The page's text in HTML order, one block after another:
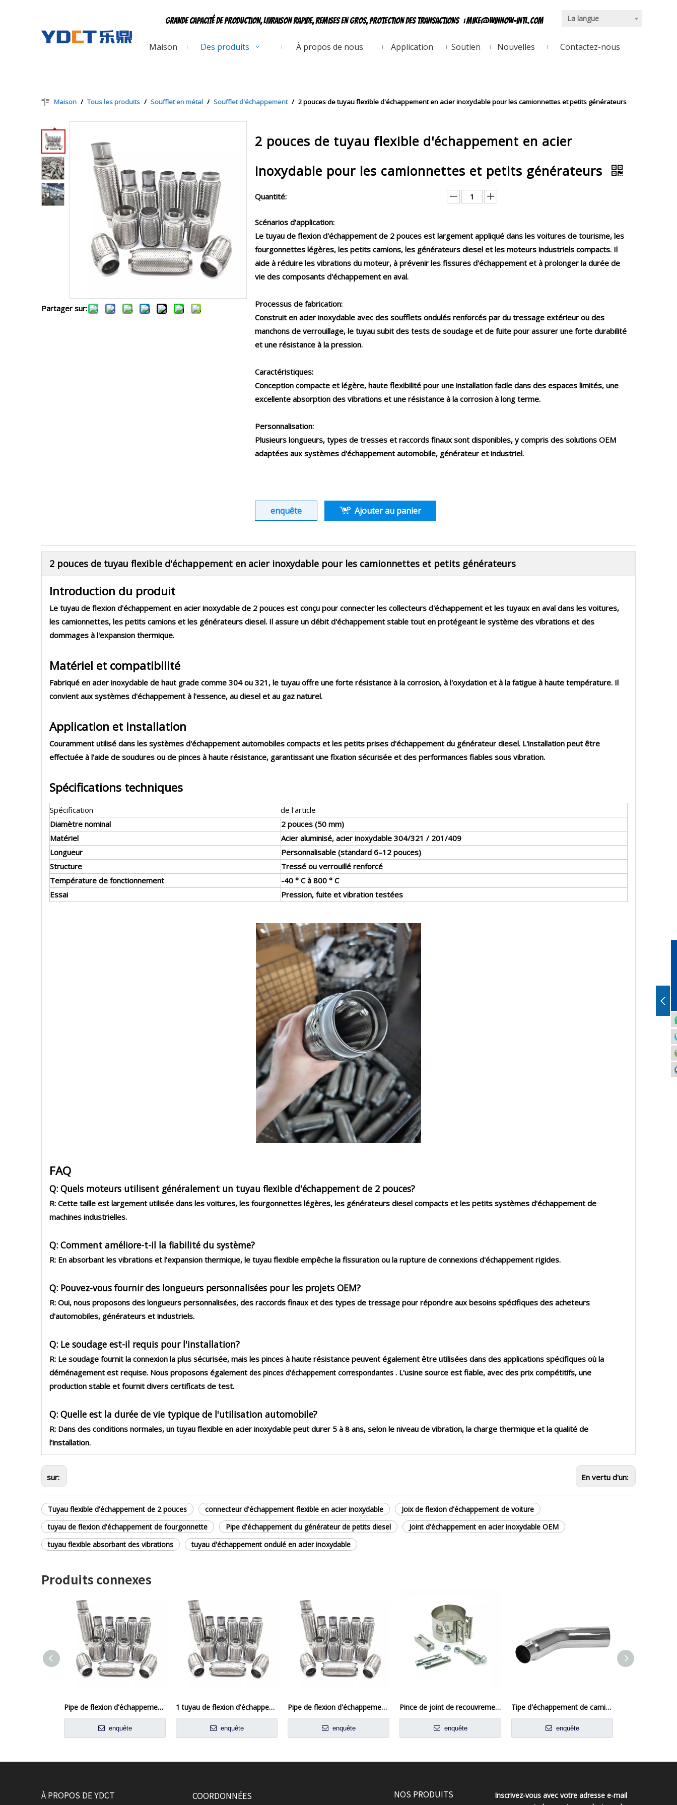
Grande capacité de production, livraison rapide, remises en gros, protection des transactions :mike@winnow-intl.com La langue
Maison Des produits À propos de nous Application Soutien Nouvelles Contactez-nous
Maison / Tous les produits / Soufflet en métal / Soufflet d'échappement / 2 pouces de tuyau flexible d'échappement en acier inoxydable pour les camionnettes et petits générateurs
Partager sur:
2 pouces de tuyau flexible d'échappement en acier
inoxydable pour les camionnettes et petits générateurs
Quantité:
Scénarios d'application:
Le tuyau de flexion d'échappement de 2 pouces est largement appliqué dans les voitures de tourisme, les
fourgonnettes légères, les petits camions, les générateurs diesel et les moteurs industriels compacts. Il
aide à réduire les vibrations du moteur, à prévenir les fissures d'échappement et à prolonger la durée de
vie des composants d'échappement en aval.
Processus de fabrication:
Construit en acier inoxydable avec des soufflets ondulés renforcés par du tressage extérieur ou des
manchons de verrouillage, le tuyau subit des tests de soudage et de fuite pour assurer une forte durabilité
et une résistance à la pression.
Caractéristiques:
Conception compacte et légère, haute flexibilité pour une installation facile dans des espaces limités, une
excellente absorption des vibrations et une résistance à la corrosion à long terme.
Personnalisation:
Plusieurs longueurs, types de tresses et raccords finaux sont disponibles, y compris des solutions OEM
adaptées aux systèmes d'échappement automobile, générateur et industriel.
enquête Ajouter au panier
2 pouces de tuyau flexible d'échappement en acier inoxydable pour les camionnettes et petits générateurs
Introduction du produit
Le tuyau de flexion d'échappement en acier inoxydable de 2 pouces est conçu pour connecter les collecteurs d'échappement et les tuyaux en aval dans les voitures,
les camionnettes, les petits camions et les générateurs diesel. Il assure un débit d'échappement stable tout en protégeant le système des vibrations et des
dommages à l'expansion thermique.
Matériel et compatibilité
Fabriqué en acier inoxydable de haut grade comme 304 ou 321, le tuyau offre une forte résistance à la corrosion, à l'oxydation et à la fatigue à haute température. Il
convient aux systèmes d'échappement à l'essence, au diesel et au gaz naturel.
Application et installation
Couramment utilisé dans les systèmes d'échappement automobiles compacts et les petits prises d'échappement du générateur diesel. L'installation peut être
effectuée à l'aide de soudures ou de pinces à haute résistance, garantissant une fixation sécurisée et des performances fiables sous vibration.
Spécifications techniques
Spécification
de l'article
Diamètre nominal
2 pouces (50 mm)
Matériel
Acier aluminisé, acier inoxydable 304/321 / 201/409
Longueur
Personnalisable (standard 6–12 pouces)
Structure
Tressé ou verrouillé renforcé
Température de fonctionnement
-40 ° C à 800 ° C
Essai
Pression, fuite et vibration testées
FAQ
Q: Quels moteurs utilisent généralement un tuyau flexible d'échappement de 2 pouces?
R: Cette taille est largement utilisée dans les voitures, les fourgonnettes légères, les générateurs diesel compacts et les petits systèmes d'échappement de
machines industrielles.
Q: Comment améliore-t-il la fiabilité du système?
R: En absorbant les vibrations et l'expansion thermique, le tuyau flexible empêche la fissuration ou la rupture de connexions d'échappement rigides.
Q: Pouvez-vous fournir des longueurs personnalisées pour les projets OEM?
R: Oui, nous proposons des longueurs personnalisées, des raccords finaux et des types de tressage pour répondre aux besoins spécifiques des acheteurs
d'automobiles, générateurs et industriels.
Q: Le soudage est-il requis pour l'installation?
R: Le soudage fournit la connexion la plus sécurisée, mais les pinces à haute résistance peuvent également être utilisées dans des applications spécifiques où la
déménagement est requise. Nous proposons également des pinces d'échappement correspondantes . L'usine source est fiable, avec des prix compétitifs, une
production stable et fournit divers certificats de test.
Q: Quelle est la durée de vie typique de l'utilisation automobile?
R: Dans des conditions normales, un tuyau flexible en acier inoxydable peut durer 5 à 8 ans, selon le niveau de vibration, la charge thermique et la qualité de
l'installation.
sur: En vertu d'un:
Tuyau flexible d'échappement de 2 pouces connecteur d'échappement flexible en acier inoxydable
Joix de flexion d'échappement de voiture
tuyau de flexion d'échappement de fourgonnette
Pipe d'échappement du générateur de petits diesel
Joint d'échappement en acier inoxydable OEM
tuyau flexible absorbant des vibrations
tuyau d'échappement ondulé en acier inoxydable
Produits connexes
Pipe de flexion d'échappement en acier inoxydable de 4 pouces pour applications industrielles et automobiles
enquête
1 tuyau de flexion d'échappement en acier inoxydable de 3/8 pouces pour les systèmes automobiles et industriels
enquête
Pipe de flexion d'échappement en acier inoxydable de 2,5 pouces pour les applications automobiles et camion
enquête
Pince de joint de recouvrement de 2,5 préformés pour la pince d'échappement du tuyau de silencieux
enquête
Tipe d'échappement de camion en acier à 135 ° plaqué chromé
enquête
À PROPOS DE YDCT COORDONNÉES NOS PRODUITS
Inscrivez-vous avec votre adresse e-mail